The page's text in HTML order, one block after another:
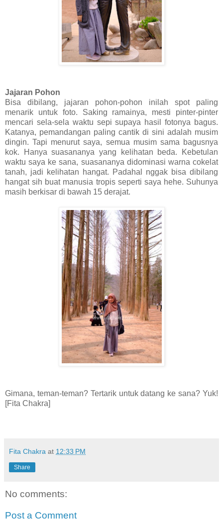
Jajaran Pohon
Bisa dibilang, jajaran pohon-pohon inilah spot paling
menarik untuk foto. Saking ramainya, mesti pinter-pinter
mencari sela-sela waktu sepi supaya hasil fotonya bagus.
Katanya, pemandangan paling cantik di sini adalah musim
dingin. Tapi menurut saya, semua musim sama bagusnya
kok. Hanya suasananya yang kelihatan beda. Kebetulan
waktu saya ke sana, suasananya didominasi warna cokelat
tanah, jadi kelihatan hangat. Padahal nggak bisa dibilang
hangat sih buat manusia tropis seperti saya hehe. Suhunya
masih berkisar di bawah 15 derajat.
Gimana, teman-teman? Tertarik untuk datang ke sana? Yuk!
[Fita Chakra]
Fita Chakra at 12:33 PM
Share
No comments:
Post a Comment